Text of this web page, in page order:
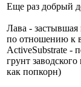
Еще раз добрый
Лава - застывшая
по отношению к
ActiveSubstrate -
грунт
как попкорн)